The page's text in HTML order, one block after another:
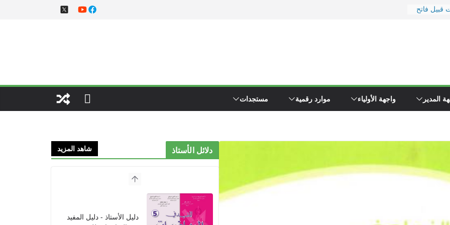
فاتح
\"همجي\"
المدير واجهة الأولياء موارد رقمية مستجدات
دلائل الأستاذ
شاهد المزيد
في الرياضيات للمستوى